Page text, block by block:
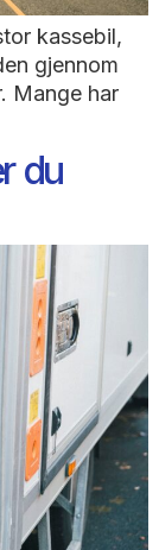
stor
den
før. Mange
du